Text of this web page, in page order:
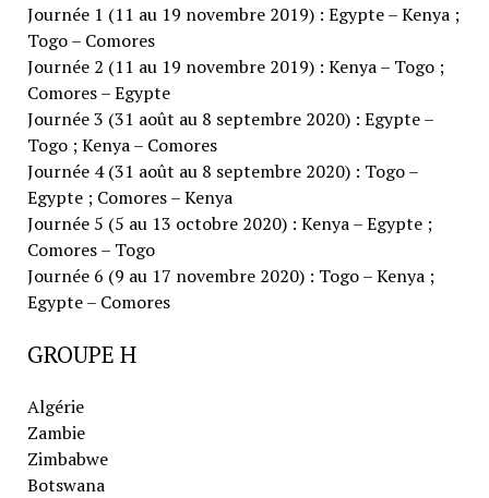
Journée 1 (11 au 19 novembre 2019) : Egypte – Kenya ;
Togo – Comores
Journée 2 (11 au 19 novembre 2019) : Kenya – Togo ;
Comores – Egypte
Journée 3 (31 août au 8 septembre 2020) : Egypte –
Togo ; Kenya – Comores
Journée 4 (31 août au 8 septembre 2020) : Togo –
Egypte ; Comores – Kenya
Journée 5 (5 au 13 octobre 2020) : Kenya – Egypte ;
Comores – Togo
Journée 6 (9 au 17 novembre 2020) : Togo – Kenya ;
Egypte – Comores
GROUPE H
Algérie
Zambie
Zimbabwe
Botswana